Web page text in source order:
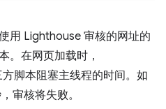
用 Lighthouse 审核的网址的
。在网页加载时，
脚本阻塞主线程的时间。如
审核将失败。